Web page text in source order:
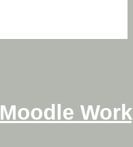
Moodle